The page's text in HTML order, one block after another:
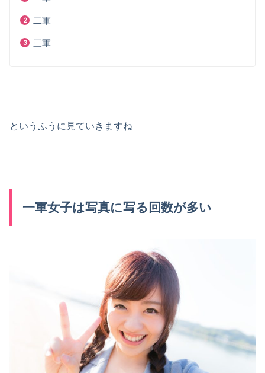
二軍
三軍
というふうに見ていきますね
一軍女子は写真に写る回数が多い